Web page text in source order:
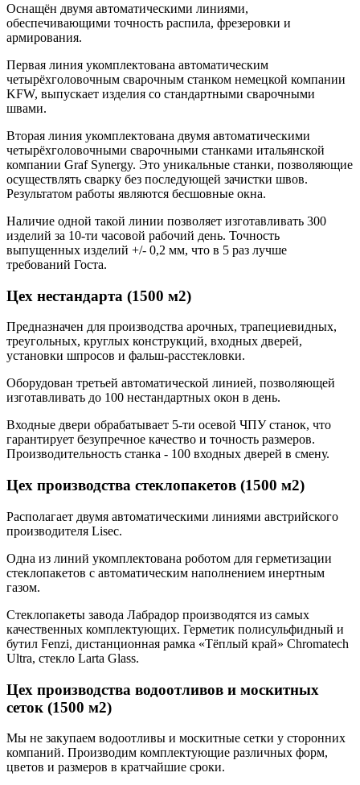
Оснащён двумя автоматическими линиями,
обеспечивающими точность распила, фрезеровки и
армирования.
Первая линия укомплектована автоматическим
четырёхголовочным сварочным станком немецкой компании
KFW, выпускает изделия со стандартными сварочными
швами.
Вторая линия укомплектована двумя автоматическими
четырёхголовочными сварочными станками итальянской
компании Graf Synergy. Это уникальные станки, позволяющие
осуществлять сварку без последующей зачистки швов.
Результатом работы являются бесшовные окна.
Наличие одной такой линии позволяет изготавливать 300
изделий за 10-ти часовой рабочий день. Точность
выпущенных изделий +/- 0,2 мм, что в 5 раз лучше
требований Госта.
Цех нестандарта (1500 м2)
Предназначен для производства арочных, трапециевидных,
треугольных, круглых конструкций, входных дверей,
установки шпросов и фальш-расстекловки.
Оборудован третьей автоматической линией, позволяющей
изготавливать до 100 нестандартных окон в день.
Входные двери обрабатывает 5-ти осевой ЧПУ станок, что
гарантирует безупречное качество и точность размеров.
Производительность станка - 100 входных дверей в смену.
Цех производства стеклопакетов (1500 м2)
Располагает двумя автоматическими линиями австрийского
производителя Lisec.
Одна из линий укомплектована роботом для герметизации
стеклопакетов с автоматическим наполнением инертным
газом.
Стеклопакеты завода Лабрадор производятся из самых
качественных комплектующих. Герметик полисульфидный и
бутил Fenzi, дистанционная рамка «Тёплый край» Chromatech
Ultra, стекло Larta Glass.
Цех производства водоотливов и москитных
сеток (1500 м2)
Мы не закупаем водоотливы и москитные сетки у сторонних
компаний. Производим комплектующие различных форм,
цветов и размеров в кратчайшие сроки.